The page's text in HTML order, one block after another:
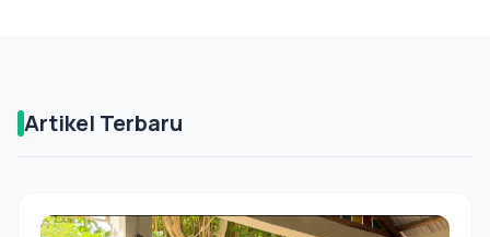
Artikel Terbaru